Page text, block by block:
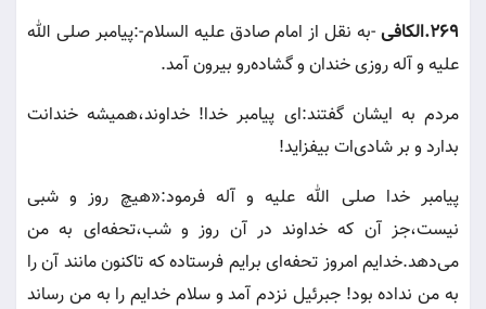
٢٦٩.الكافى
-به نقل از امام صادق عليه السلام-:پيامبر صلى الله
عليه و آله روزى خندان و گشاده‌رو بيرون آمد.
مردم به ايشان گفتند:اى پيامبر خدا! خداوند،هميشه خندانت
بدارد و بر شادى‌ات بيفزايد!
پيامبر خدا صلى الله عليه و آله فرمود:«هيچ روز و شبى
نيست،جز آن كه خداوند در آن روز و شب،تحفه‌اى به من
مى‌دهد.خدايم امروز تحفه‌اى برايم فرستاده كه تاكنون مانند آن را
به من نداده بود! جبرئيل نزدم آمد و سلام خدايم را به من رساند